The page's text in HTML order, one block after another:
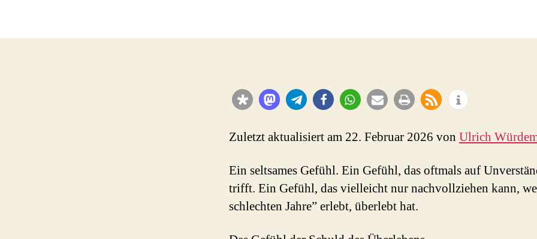
Zuletzt aktualisiert am 22. Februar 2026 von Ulrich
Ein seltsames Gefühl. Ein Gefühl, das oftmals auf
trifft. Ein Gefühl, das vielleicht nur nachvollziehen kann,
schlechten Jahre” erlebt, überlebt hat.